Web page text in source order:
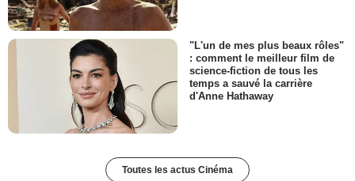
"L'un de mes plus beaux rôles"
: comment le meilleur film de
science-fiction de tous les
temps a sauvé la carrière
d'Anne Hathaway
Toutes les actus Cinéma